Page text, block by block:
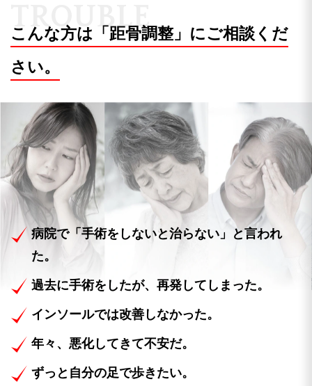
こんな方は「距骨調整」にご相談くだ
さい。
RO BLE
病院で「手術をしないと治らない」と言われ
た。
過去に手術をしたが、再発してしまった。
インソールでは改善しなかった。
年々、悪化してきて不安だ。
ずっと自分の足で歩きたい。